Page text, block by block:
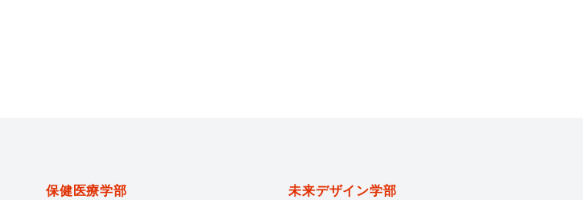
保健医療学部 未来デザイン学部